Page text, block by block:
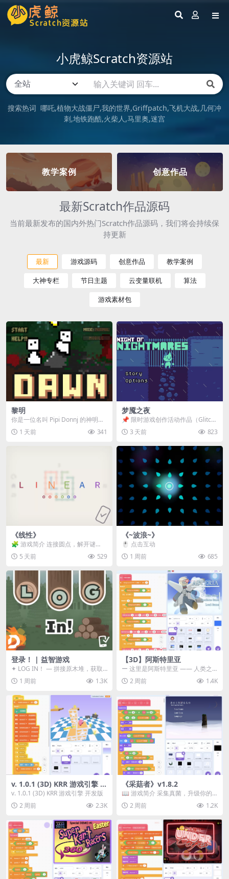
小虎鲸Scratch资源站
搜索热词 哪吒 植物大战僵尸 我的世界 Griffpatch 飞机大战 几何冲
刺 地铁跑酷 火柴人 马里奥 迷宫
教学案例 创意作品
最新Scratch作品源码
当前最新发布的国内外热门Scratch作品源码，我们将会持续保
持更新
最新 游戏源码 创意作品 教学案例
大神专栏 节日主题 云变量联机 算法
游戏素材包
黎明
你是一位名叫 Pipi Donnj 的神明。
你的任务是保护一群白色小人。 点
击...1 天前 341
梦魇之夜
📌 限时游戏创作活动作品（Glitch
Game Jam） 📖 故事背景 怪物四...
3 天前 823
《线性》
🧩 游戏简介 连接圆点，解开谜
题。 ⚠️ 重要提示 所有关卡均可通
关，请确保使用...
5 天前 529
《~波浪~》
🖱️ 点击互动
1 周前
685
登录！ | 益智游戏
✦ LOG IN！ — 拼接原木堆，获取
分数！ ᑕ☲◎ ᑕ☲◎ ᑕ☲◎ ᑕ☲◎ ...
1 周前 1.3K
【3D】阿斯特里亚
ー 这里是阿斯特里亚 —— 人类之
罪与未来希望交汇之地 📖 游戏简
介 《阿斯特里...
2 周前 1.4K
v. 1.0.1 (3D) KRR 游戏引擎 开
发版
v. 1.0.1 (3D) KRR 游戏引擎 开发版
2 周前
2.3K
《采菇者》v1.8.2
📖 游戏简介 采集真菌，升级你的
机体，并前往未知领域探索。 这是
一款静谧的探索冒...
2 周前 1.2K